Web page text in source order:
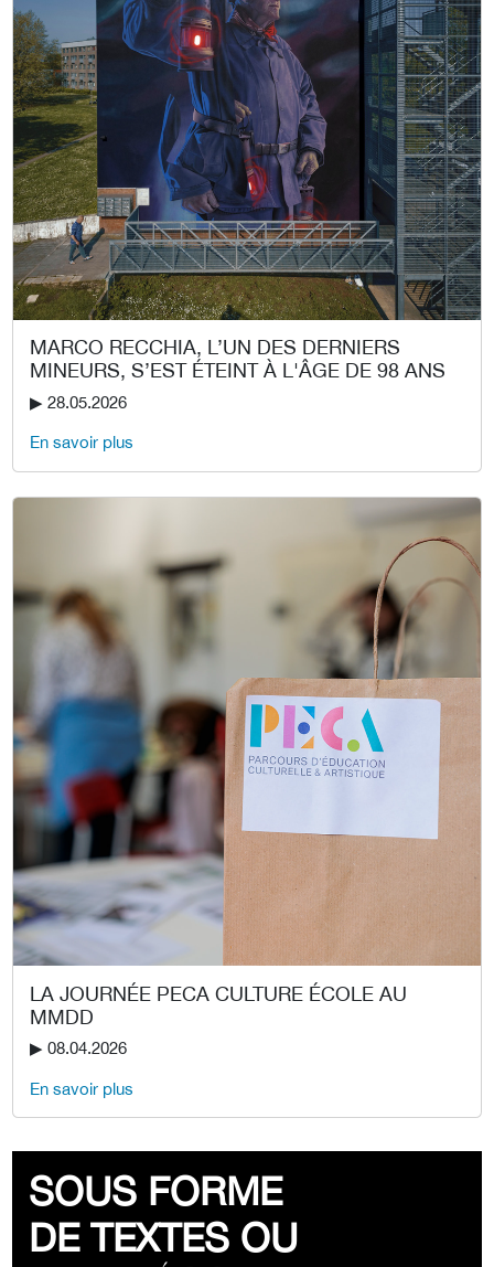
MARCO RECCHIA, L’UN DES DERNIERS
MINEURS, S’EST ÉTEINT À L'ÂGE DE 98 ANS
▶︎ 28.05.2026
En savoir plus
LA JOURNÉE PECA CULTURE ÉCOLE AU
MMDD
▶︎ 08.04.2026
En savoir plus
SOUS FORME
DE TEXTES OU